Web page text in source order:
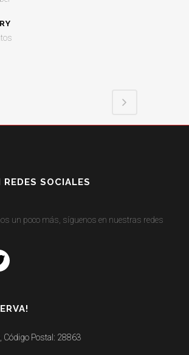
SOCIALES
un poco más, síguenos en nuestras redes
Código Postal: 28863